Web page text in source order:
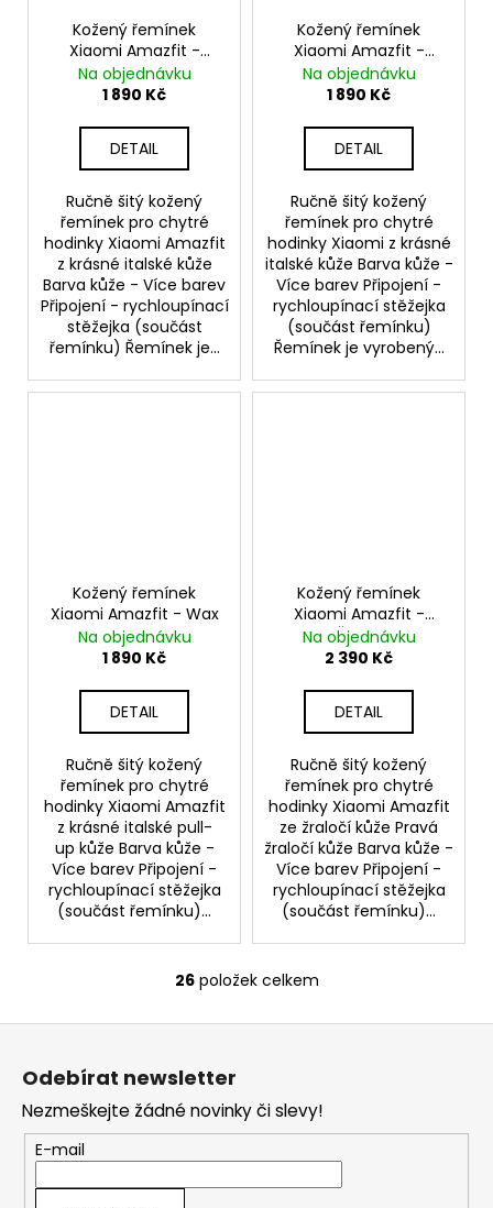
Kožený řemínek
Xiaomi Amazfit -
Pueblo
Na objednávku
1 890 Kč
DETAIL
Ručně šitý kožený
řemínek pro chytré
hodinky Xiaomi Amazfit
z krásné italské kůže
Barva kůže - Více barev
Připojení - rychloupínací
stěžejka (součást
řemínku) Řemínek je...
Kožený řemínek
Xiaomi Amazfit -
Walpi
Na objednávku
1 890 Kč
DETAIL
Ručně šitý kožený
řemínek pro chytré
hodinky Xiaomi z krásné
italské kůže Barva kůže -
Více barev Připojení -
rychloupínací stěžejka
(součást řemínku)
Řemínek je vyrobený...
Kožený řemínek
Xiaomi Amazfit - Wax
Na objednávku
1 890 Kč
DETAIL
Ručně šitý kožený
řemínek pro chytré
hodinky Xiaomi Amazfit
z krásné italské pull-
up kůže Barva kůže -
Více barev Připojení -
rychloupínací stěžejka
(součást řemínku)...
Kožený řemínek
Xiaomi Amazfit -
Žralok
Na objednávku
2 390 Kč
DETAIL
Ručně šitý kožený
řemínek pro chytré
hodinky Xiaomi Amazfit
ze žraločí kůže Pravá
žraločí kůže Barva kůže -
Více barev Připojení -
rychloupínací stěžejka
(součást řemínku)...
O
v
a
c
í
p
26položek celkem
Odebírat newsletter
Nezmeškejte žádné novinky či slevy!
E-mail